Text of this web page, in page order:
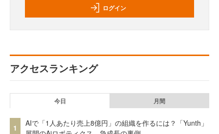
ログイン
アクセスランキング
今日 月間
1
AIで「1人あたり売上8億円」の組織を作るには？「Yunth」